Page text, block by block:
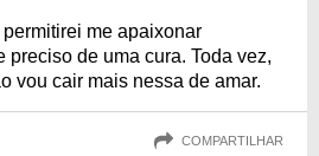
me apaixonar
preciso de uma cura. Toda vez,
vou cair mais nessa de amar.
COMPARTILHAR